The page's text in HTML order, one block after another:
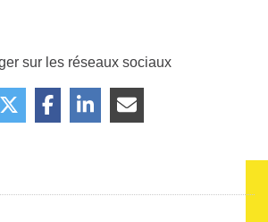
sur les réseaux sociaux